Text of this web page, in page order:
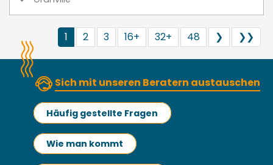
1 2 3 16+ 32+ 48 ❯ ❯❯
Sich mit unseren Beratern austauschen
Häufig gestellte Fragen
Wie man kommt